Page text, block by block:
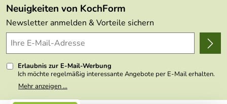
Lieferbedingungen
Delivery Terms
Kundenlogin
Made in Germany
Themen
Wir über uns
Presse
Neuigkeiten von KochForm
Newsletter anmelden & Vorteile sichern
Erlaubnis zur E-Mail-Werbung
Ich möchte regelmäßig interessante Angebote per E-Mail erhalten.
Meine E-Mail-Adresse wird nicht an andere Unternehmen
weitergegeben. Zu statistischen Zwecken wird in anonymer Form
Mehr anzeigen ...